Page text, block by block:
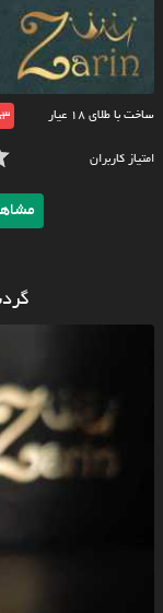
ساخت با طلای ۱۸ عیار
امتیاز کاربران